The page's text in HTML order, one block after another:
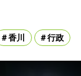
香川 行政